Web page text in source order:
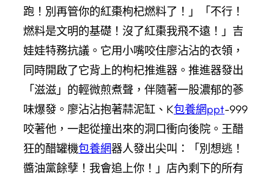
跑！別再管你的紅棗枸杞燃料了！」「不行！
燃料是文明的基礎！沒了紅棗我飛不遠！」吉
娃娃特務抗議。它用小嘴咬住廖沾沾的衣領，
同時開啟了它背上的枸杞推進器。推進器發出
「滋滋」的輕微煎煮聲，伴隨著一股濃郁的蔘
味爆發。廖沾沾抱著蒜泥缸、K包養網ppt-999
咬著他，一起從撞出來的洞口衝向後院。王醋
狂的醋罐機包養網器人發出尖叫：「別想逃！
醬油黨餘孽！我會追上你！」店內剩下的所有